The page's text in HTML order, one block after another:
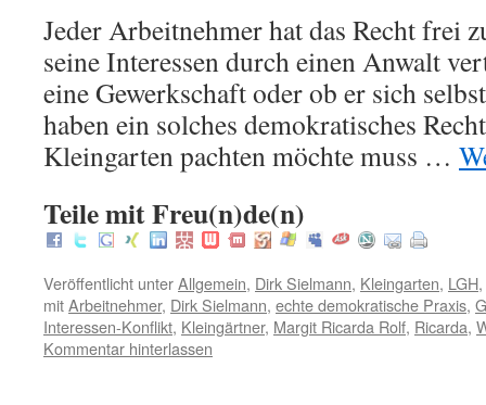
Jeder Arbeitnehmer hat das Recht frei
seine Interessen durch einen Anwalt
eine Gewerkschaft oder ob er sich
haben ein solches demokratisches
Kleingarten pachten möchte muss …
Teile mit Freu(n)de(n)
Veröffentlicht unterAllgemein, Dirk Sielmann, Kleingarten, LGH,
mitArbeitnehmer, Dirk Sielmann, echte demokratische Praxis,
Interessen-Konflikt, Kleingärtner, Margit Ricarda Rolf, Ricarda,
Kommentar hinterlassen